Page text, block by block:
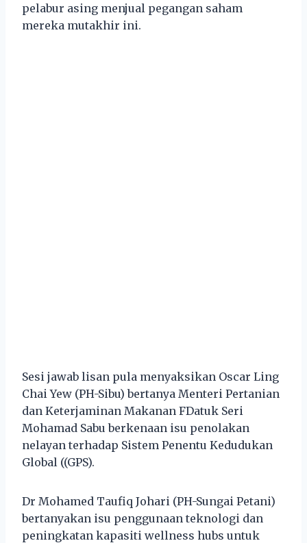
pelabur asing menjual pegangan saham
mereka mutakhir ini.
Sesi jawab lisan pula menyaksikan Oscar Ling
Chai Yew (PH-Sibu) bertanya Menteri Pertanian
dan Keterjaminan Makanan FDatuk Seri
Mohamad Sabu berkenaan isu penolakan
nelayan terhadap Sistem Penentu Kedudukan
Global ((GPS).
Dr Mohamed Taufiq Johari (PH-Sungai Petani)
bertanyakan isu penggunaan teknologi dan
peningkatan kapasiti wellness hubs untuk